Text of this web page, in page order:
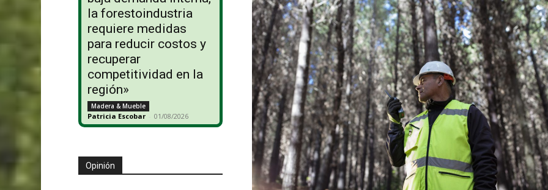
la forestoindustria
requiere medidas
para reducir costos y
recuperar
competitividad en la
región»
Madera & Mueble
Patricia Escobar - 01/08/2026
Opinión